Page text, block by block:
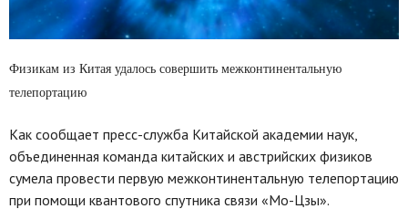
Физикам из Китая удалось совершить межконтинентальную
телепортацию
Как сообщает пресс-служба Китайской академии наук,
объединенная команда китайских и австрийских физиков
сумела провести первую межконтинентальную телепортацию
при помощи квантового спутника связи «Мо-Цзы».